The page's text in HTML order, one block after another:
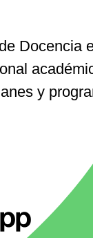
Docencia
y